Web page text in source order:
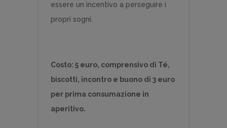
essere un incentivo a perseguire i
propri sogni.
Costo: 5 euro, comprensivo di Té,
biscotti, incontro e buono di 3 euro
per prima consumazione in
aperitivo.